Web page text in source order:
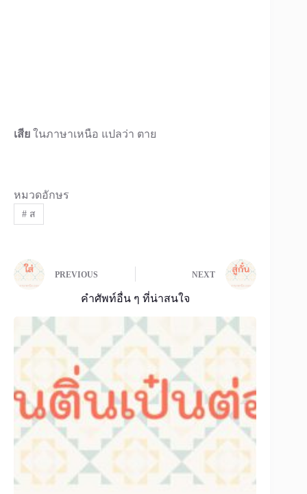
เสีย ในภาษาเหนือ แปลว่า ตาย
หมวดอักษร
#ส
PREVIOUS NEXT
คำศัพท์อื่น ๆ ที่น่าสนใจ